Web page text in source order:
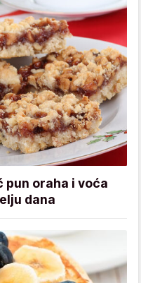
pun oraha i voća
dana